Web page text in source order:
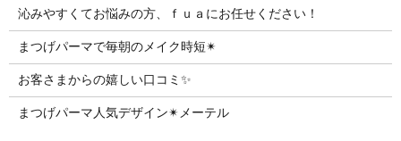
沁みやすくてお悩みの方、ｆｕａにお任せください！
まつげパーマで毎朝のメイク時短✴︎
お客さまからの嬉しい口コミ✨
まつげパーマ人気デザイン✴︎メーテル